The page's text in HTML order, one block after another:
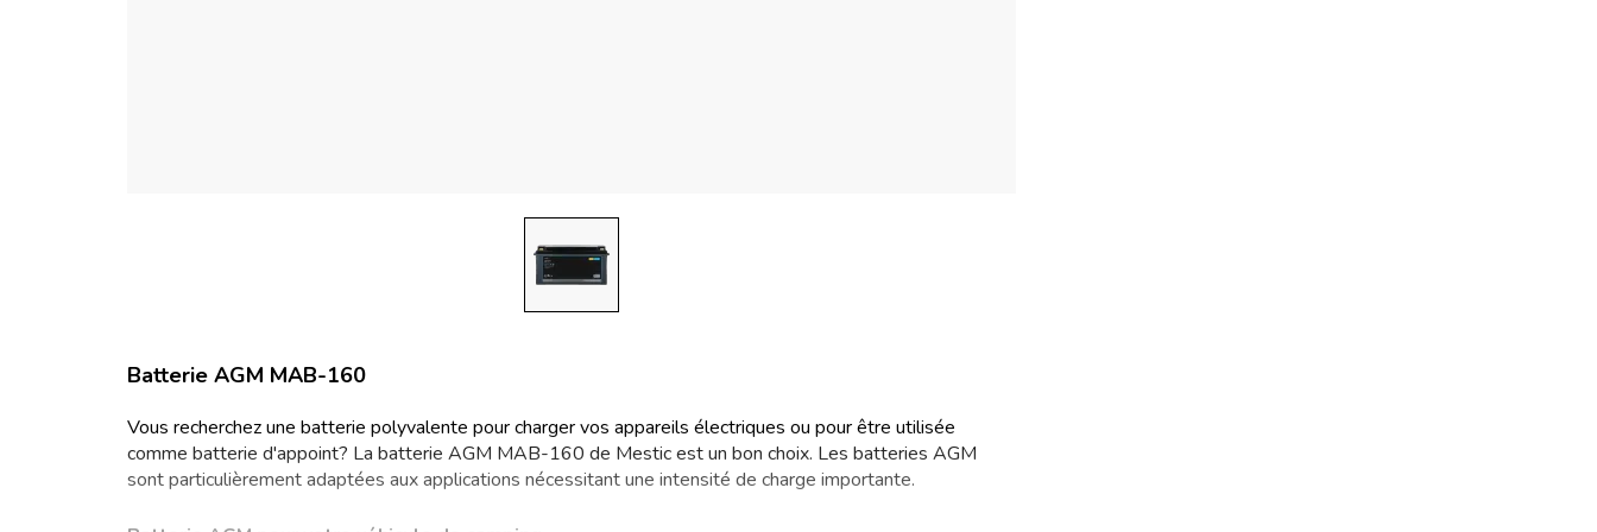
Batterie AGM MAB-160
Vous recherchez une batterie polyvalente pour charger vos appareils électriques ou pour être utilisée
comme batterie d'appoint? La batterie AGM MAB-160 de Mestic est un bon choix. Les batteries AGM
sont particulièrement adaptées aux applications nécessitant une intensité de charge importante.